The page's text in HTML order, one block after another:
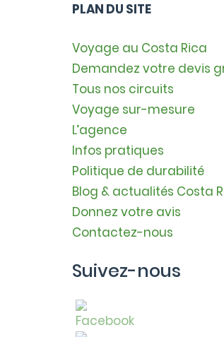
PLAN DU SITE
Voyage au Costa Rica
Demandez votre devis
Tous nos circuits
Voyage sur-mesure
L’agence
Infos pratiques
Politique de durabilité
Blog & actualités Costa
Donnez votre avis
Contactez-nous
Suivez-nous